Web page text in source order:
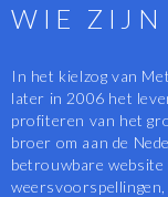
WIE ZIJN
In het kielzog van
later in 2006 het
profiteren van het
broer om aan de
betrouwbare